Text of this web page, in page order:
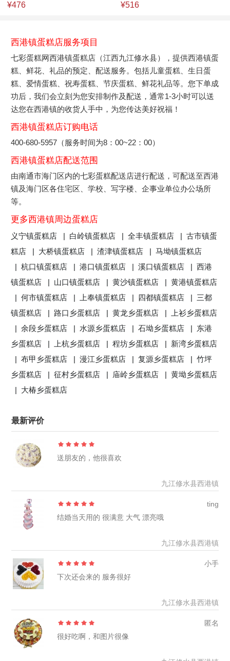
¥476 ¥516
西港镇蛋糕店服务项目
七彩蛋糕网西港镇蛋糕店（江西九江修水县），提供西港镇蛋
糕、鲜花、礼品的预定、配送服务。包括儿童蛋糕、生日蛋
糕、爱情蛋糕、祝寿蛋糕、节庆蛋糕、鲜花礼品等。您下单成
功后，我们会立刻为您安排制作及配送，通常1-3小时可以送
达您在西港镇的收货人手中，为您传达美好祝福！
西港镇蛋糕店订购电话
400-680-5957（服务时间为8：00~22：00）
西港镇蛋糕店配送范围
由南通市海门区内的七彩蛋糕配送店进行配送，可配送至西港
镇及海门区各住宅区、学校、写字楼、企事业单位办公场所
等。
更多西港镇周边蛋糕店
义宁镇蛋糕店 | 白岭镇蛋糕店 |全丰镇蛋糕店 |古市镇蛋
糕店 | 大桥镇蛋糕店 |渣津镇蛋糕店 |马坳镇蛋糕店
|杭口镇蛋糕店 |港口镇蛋糕店 |溪口镇蛋糕店 |西港
镇蛋糕店 | 山口镇蛋糕店 |黄沙镇蛋糕店 |黄港镇蛋糕店
|何市镇蛋糕店 | 上奉镇蛋糕店 | 四都镇蛋糕店 | 三都
镇蛋糕店 | 路口乡蛋糕店 |黄龙乡蛋糕店 |
上衫乡蛋糕店
|余段乡蛋糕店 | 水源乡蛋糕店 |石坳乡蛋糕店 | 东港
乡蛋糕店 |
上杭乡蛋糕店 |程坊乡蛋糕店 | 新湾乡蛋糕店
|布甲乡蛋糕店 |漫江乡蛋糕店 |复源乡蛋糕店 |竹坪
乡蛋糕店 |征村乡蛋糕店 | 庙岭乡蛋糕店 |黄坳乡蛋糕店
| 大椿乡蛋糕店
最新评价
送朋友的，他很喜欢
九江修水县西港镇
ting
结婚当天用的 很满意 大气 漂亮哦
九江修水县西港镇
小手
下次还会来的 服务很好
九江修水县西港镇
匿名
很好吃啊，和图片很像